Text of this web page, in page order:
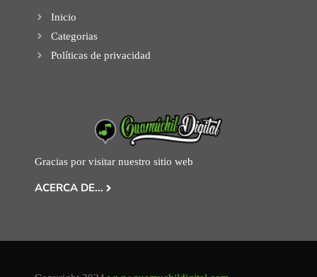
Inicio
Categorias
Políticas de privacidad
Gracias por visitar nuestro sitio web
ACERCA DE...